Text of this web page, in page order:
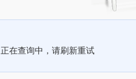
正在查询中，请刷新重试